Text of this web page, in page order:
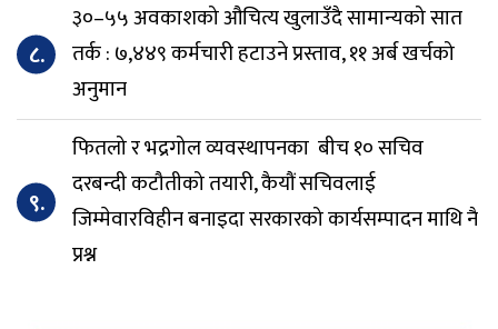
८.
३०–५५ अवकाशको औचित्य खुलाउँदै सामान्यको सात
तर्क : ७,४४९ कर्मचारी हटाउने प्रस्ताव, ११ अर्ब खर्चको
अनुमान
९.
फितलो र भद्रगोल व्यवस्थापनका बीच १० सचिव
दरबन्दी कटौतीको तयारी, कैयौं सचिवलाई
जिम्मेवारविहीन बनाइदा सरकारको कार्यसम्पादन माथि नै
प्रश्न